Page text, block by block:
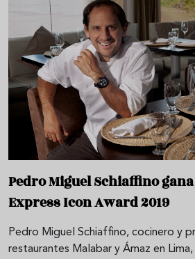
Pedro Miguel Schiaffino
Express Icon Award 2019
Pedro Miguel Schiaffino, cocinero y
restaurantes Malabar y Ámaz en Lima,